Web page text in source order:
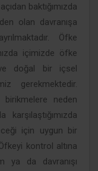
baktığımızda
olan davranışa
Öfke
içimizde öfke
ve doğal bir içsel
gerekmektedir.
birikmelere neden
için uygun bir
kontrol altına
ya da davranışı